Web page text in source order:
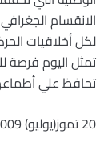
الانقسام
لكل أخلاقيات
تمثل اليوم فرصة
تحافظ علي
20 تموز(يوليو) 2009